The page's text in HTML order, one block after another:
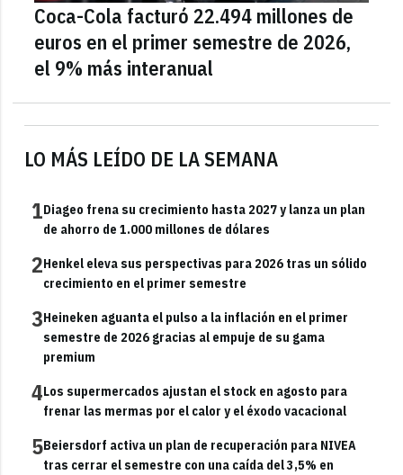
LO MÁS LEÍDO DE LA SEMANA
1Diageo frena su crecimiento hasta 2027 y lanza un plan
de ahorro de 1.000 millones de dólares
2Henkel eleva sus perspectivas para 2026 tras un sólido
crecimiento en el primer semestre
3Heineken aguanta el pulso a la inflación en el primer
semestre de 2026 gracias al empuje de su gama
premium
4Los supermercados ajustan el stock en agosto para
frenar las mermas por el calor y el éxodo vacacional
5Beiersdorf activa un plan de recuperación para NIVEA
tras cerrar el semestre con una caída del 3,5% en
Coca-Cola facturó 22.494 millones de
euros en el primer semestre de 2026,
el 9% más interanual